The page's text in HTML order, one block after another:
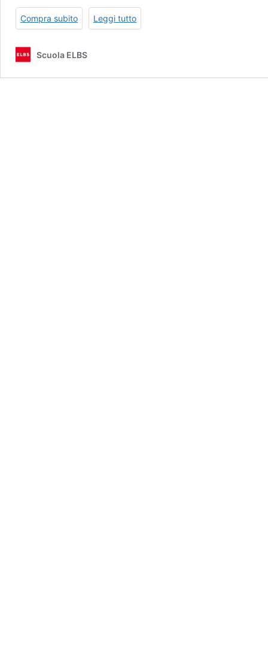
Compra subito Leggi tutto
Scuola ELBS